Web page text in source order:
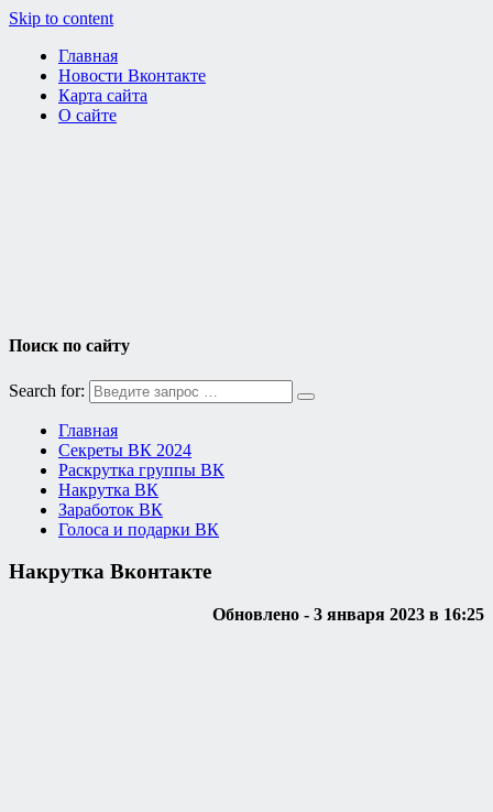
Skip to content
Главная
Новости Вконтакте
Карта сайта
О сайте
Поиск по сайту
Search for:
Главная
Секреты ВК 2024
Раскрутка группы ВК
Накрутка ВК
Заработок ВК
Голоса и подарки ВК
Накрутка Вконтакте
Обновлено - 3 января 2023 в 16:25